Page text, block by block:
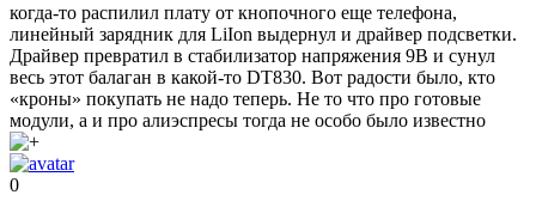
когда-то распилил плату от кнопочного еще телефона,
линейный зарядник для LiIon выдернул и драйвер подсветки.
Драйвер превратил в стабилизатор напряжения 9В и сунул
весь этот балаган в какой-то DT830. Вот радости было, кто
«кроны» покупать не надо теперь. Не то что про готовые
модули, а и про алиэспресы тогда не особо было известно
0